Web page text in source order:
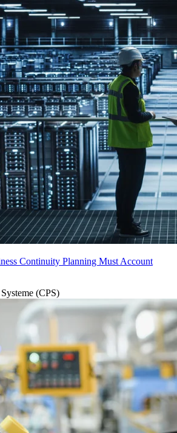
Continuity Planning Must Account
(CPS)